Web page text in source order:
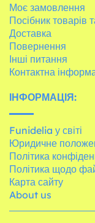
Моє замовлення
Посібник товарів
Доставка
Повернення
Інші питання
Контактна
ІНФОРМАЦІЯ:
Funidelia у світі
Юридичне
Політика
Політика щодо
Карта сайту
About us